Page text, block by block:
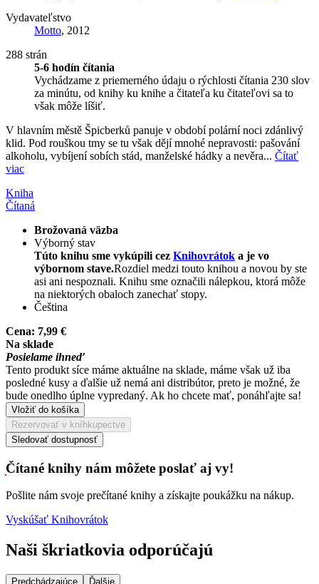
Vydavateľstvo
Motto, 2012
288 strán
5-6 hodín čítania
Vychádzame z priemerného údaju o rýchlosti čítania 230 slov
za minútu, od knihy ku knihe a čitateľa ku čitateľovi sa to
však môže líšiť.
V hlavním městě Špicberků panuje v období polární noci zdánlivý
klid. Pod rouškou tmy se tu však dějí mnohé nepravosti: pašování
alkoholu, vybíjení sobích stád, manželské hádky a nevěra... Čítať
viac
Kniha
Čítaná
Brožovaná väzba
Výborný stav
Túto knihu sme vykúpili cez Knihovrátok a je vo
výbornom stave.Rozdiel medzi touto knihou a novou by ste
asi ani nespoznali. Knihu sme označili nálepkou, ktorá môže
na niektorých obaloch zanechať stopy.
Čeština
Cena: 7,99 €
Na sklade
Posielame ihneď
Tento produkt síce máme aktuálne na sklade, máme však už iba
posledné kusy a ďalšie už nemá ani distribútor, preto je možné, že
bude onedlho úplne vypredaný. Ak ho chcete mať, ponáhľajte sa!
Vložiť do košíka
Rezervovať v kníhkupectve
Sledovať dostupnosť
Čítané knihy nám môžete poslať aj vy!
Pošlite nám svoje prečítané knihy a získajte poukážku na nákup.
Vyskúšať Knihovrátok
Naši škriatkovia odporúčajú
Predchádzajúce Ďalšie